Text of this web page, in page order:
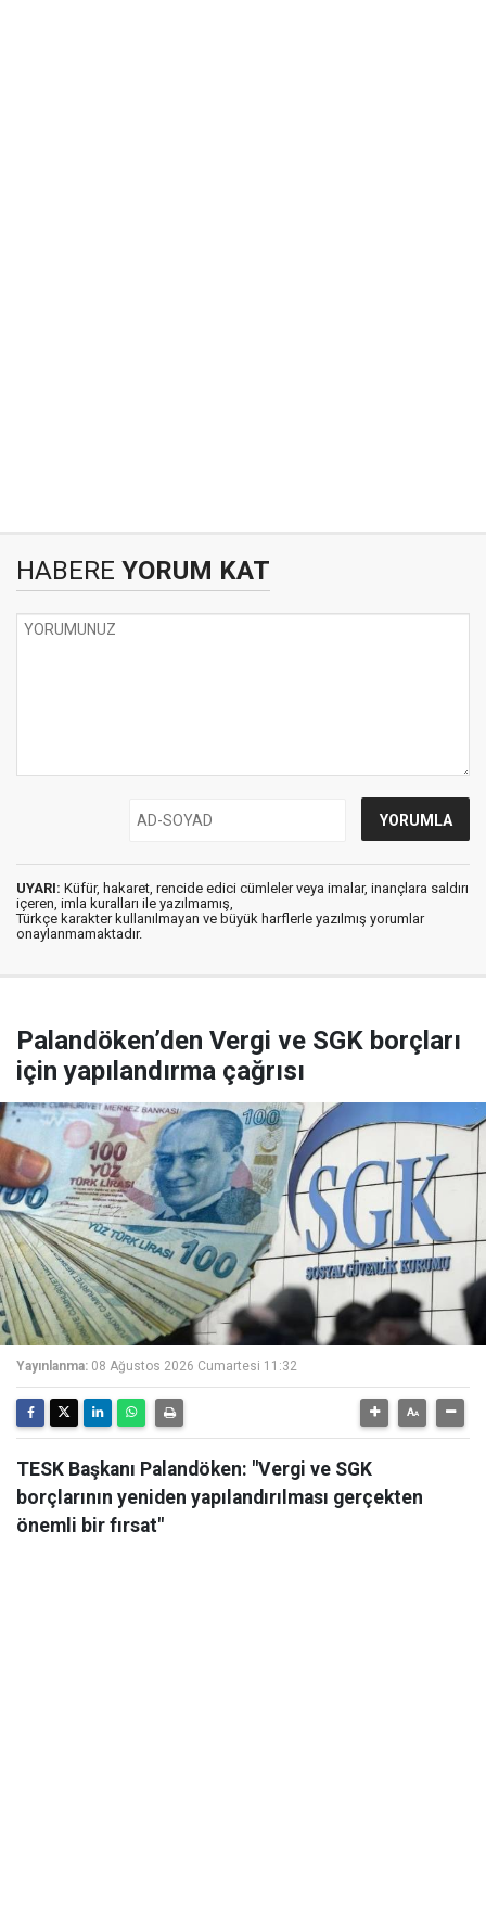
HABERE YORUM KAT
UYARI: Küfür, hakaret, rencide edici cümleler veya imalar, inançlara saldırı
içeren, imla kuralları ile yazılmamış,
Türkçe karakter kullanılmayan ve büyük harflerle yazılmış yorumlar
onaylanmamaktadır.
Palandöken’den Vergi ve SGK borçları
için yapılandırma çağrısı
Yayınlanma: 08 Ağustos 2026 Cumartesi 11:32
TESK Başkanı Palandöken: "Vergi ve SGK
borçlarının yeniden yapılandırılması gerçekten
önemli bir fırsat"